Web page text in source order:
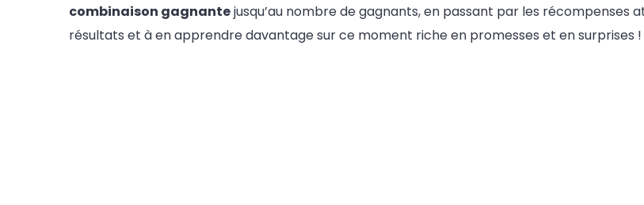
combinaison gagnantejusqu’au nombre de gagnants, en passant par les récompenses
résultats et à en apprendre davantage sur ce moment riche en promesses et en surprises !